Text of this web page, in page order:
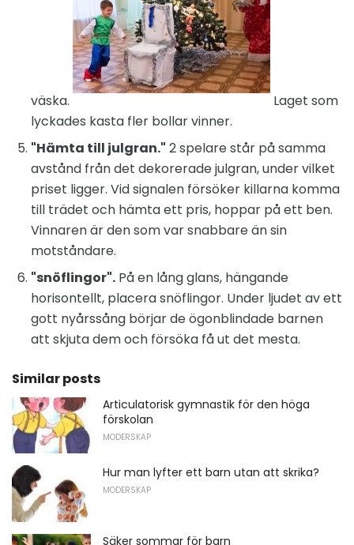
väska.
Laget som
lyckades kasta fler bollar vinner.
"Hämta till julgran." 2 spelare står på samma
avstånd från det dekorerade julgran, under vilket
priset ligger. Vid signalen försöker killarna komma
till trädet och hämta ett pris, hoppar på ett ben.
Vinnaren är den som var snabbare än sin
motståndare.
"snöflingor". På en lång glans, hängande
horisontellt, placera snöflingor. Under ljudet av ett
gott nyårssång börjar de ögonblindade barnen
att skjuta dem och försöka få ut det mesta.
Similar posts
Articulatorisk gymnastik för den höga
förskolan
MODERSKAP
Hur man lyfter ett barn utan att skrika?
MODERSKAP
Säker sommar för barn